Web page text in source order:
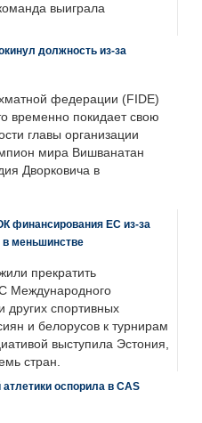
выиграла
должность из-за
федерации (FIDE)
временно покидает свою
главы организации
мира Вишванатан
Дворковича в
финансирования ЕС из-за
в меньшинстве
прекратить
Международного
других спортивных
и белорусов к турнирам
выступила Эстония,
стран.
оспорила в CAS